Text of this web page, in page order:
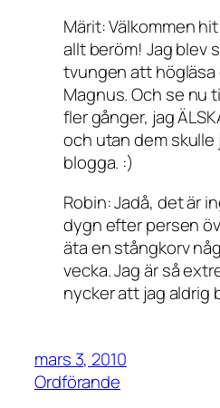
Märit: Välkommen
allt beröm! Jag blev
tvungen att högläsa
Magnus. Och se nu
fler gånger, jag
och utan dem skulle
blogga. :)
Robin: Jadå, det är
dygn efter persen
äta en stångkorv
vecka. Jag är så
nycker att jag aldrig
mars 3, 2010
Ordförande